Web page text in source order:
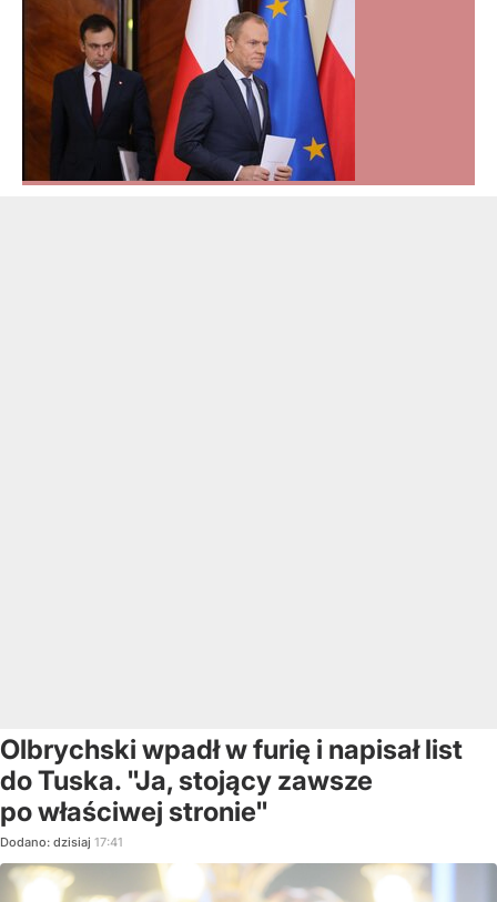
Olbrychski wpadł w furię i napisał list
do Tuska. "Ja, stojący zawsze
po właściwej stronie"
Dodano: dzisiaj 17:41